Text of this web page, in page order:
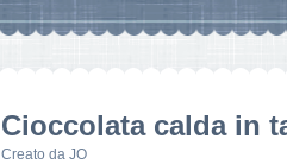
Cioccolata calda in
Creato da JO